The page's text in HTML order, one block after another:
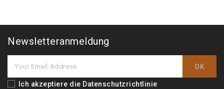
Newsletteranmeldung
Ich akzeptiere die Datenschutzrichtlinie